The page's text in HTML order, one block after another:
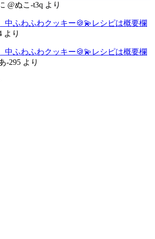
@ぬこ-t3q より
中ふわふわクッキー🍪💫レシピは概要欄
より
中ふわふわクッキー🍪💫レシピは概要欄
-295 より